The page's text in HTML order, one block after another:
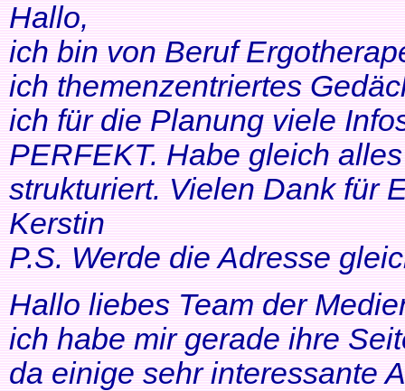
Hallo,
ich bin von Beruf
ich themenzentriertes
ich für die Planung viele
PERFEKT. Habe gleich
strukturiert. Vielen Dank für
Kerstin
P.S. Werde die Adresse
Hallo liebes Team der
ich habe mir gerade ihre
da einige sehr interessante